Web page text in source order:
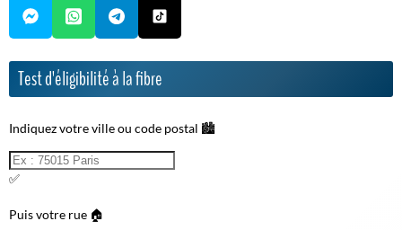
Test d'éligibilité à la fibre
Indiquez votre ville ou code postal 🏙️
✅
Puis votre rue 🏠